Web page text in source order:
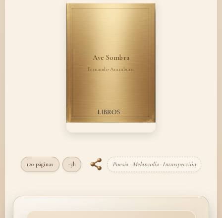
Ave Sombra
Fernando Aramburu
120 páginas ~3h Poesía · Melancolía · Introspección